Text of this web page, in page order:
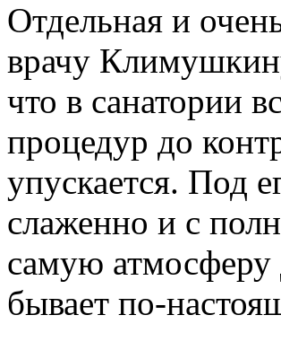
Отдельная и
врачу
что в санатории
процедур до
упускается. Под
слаженно и с
самую атмосферу
бывает по-